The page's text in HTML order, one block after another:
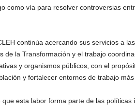
como vía para resolver controversias
continúa acercando sus servicios a
de la Transformación y el trabajo
y organismos públicos, con el
y fortalecer entornos de trabajo más
que esta labor forma parte de las